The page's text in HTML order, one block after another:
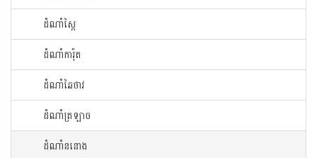
ដំណាំ​ស្ពៃ​
ដំណាំ​ការ៉ុត
ដំណាំ​ឆៃ​ថាវ​
ដំណាំ​ត្រឡាច
ដំណាំ​ននោង​